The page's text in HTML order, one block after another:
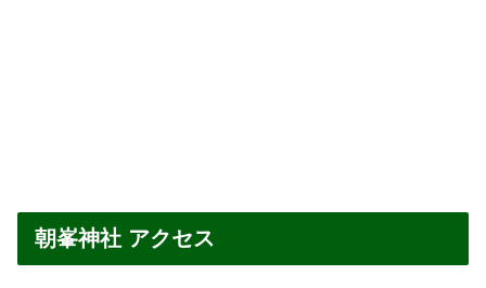
朝峯神社 アクセス